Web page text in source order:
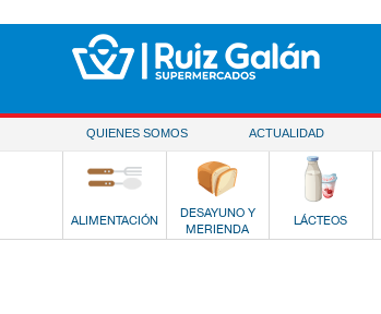
QUIENES SOMOS ACTUALIDAD
ALIMENTACIÓN
DESAYUNO Y
MERIENDA
LÁCTEOS